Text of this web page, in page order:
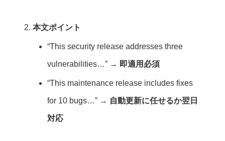
本文ポイント
“This security release addresses three
vulnerabilities…” → 即適用必須
“This maintenance release includes fixes
for 10 bugs…” → 自動更新に任せるか翌日
対応